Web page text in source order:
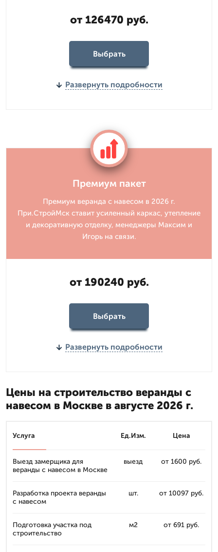
от 126470 руб.
Выбрать
Развернуть подробности
Премиум пакет
Премиум веранда с навесом в 2026 г.
При.СтройМск ставит усиленный каркас, утепление
и декоративную отделку, менеджеры Максим и
Игорь на связи.
от 190240 руб.
Выбрать
Развернуть подробности
Цены на строительство веранды с
навесом в Москве в августе 2026 г.
Услуга Ед.Изм. Цена
Выезд замерщика для
веранды с навесом в Москве
выезд от 1600 руб.
Разработка проекта веранды
с навесом
шт. от 10097 руб.
Подготовка участка под
строительство
м2 от 691 руб.